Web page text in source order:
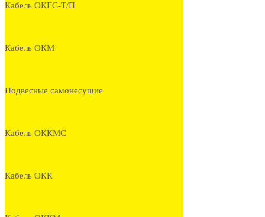
Кабель ОКГС-Т/П
Кабель ОКМ
Подвесные самонесущие
Кабель ОККМС
Кабель ОКК